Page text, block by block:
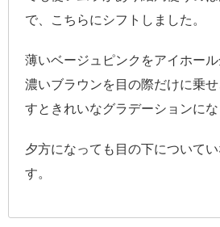
で、こちらにシフトしました。
薄いベージュピンクをアイホール
濃いブラウンを目の際だけに乗
すときれいなグラデーションにな
夕方になっても目の下について
す。